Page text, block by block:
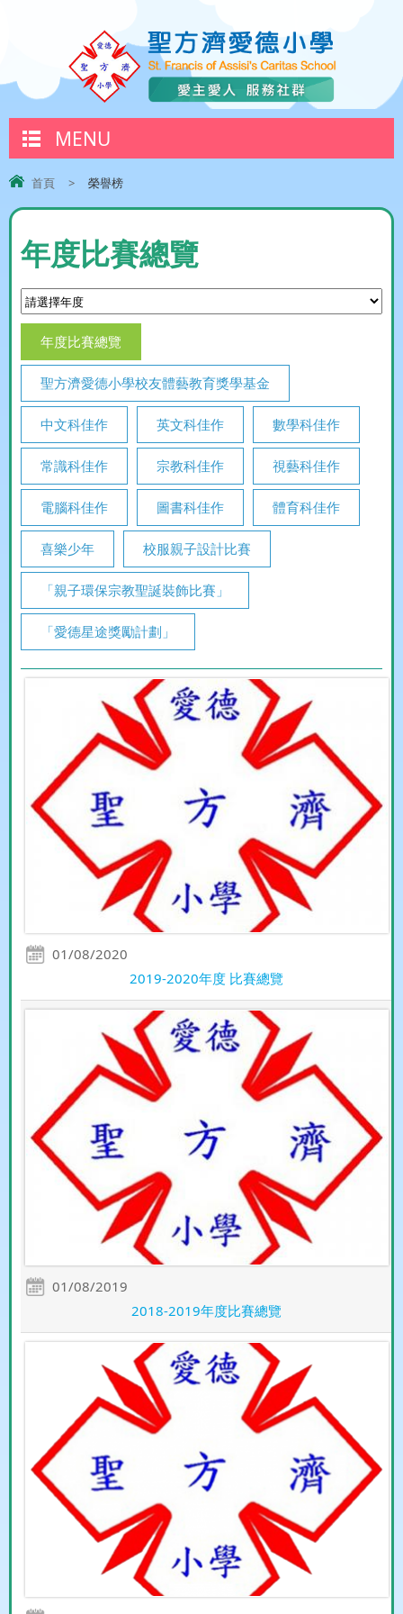
MENU
首頁 > 榮譽榜
年度比賽總覽
年度比賽總覽
聖方濟愛德小學校友體藝教育獎學基金
中文科佳作 英文科佳作 數學科佳作
常識科佳作 宗教科佳作 視藝科佳作
電腦科佳作 圖書科佳作 體育科佳作
喜樂少年 校服親子設計比賽
「親子環保宗教聖誕裝飾比賽」
「愛德星途獎勵計劃」
01/08/2020
2019-2020年度 比賽總覽
01/08/2019
2018-2019年度比賽總覽